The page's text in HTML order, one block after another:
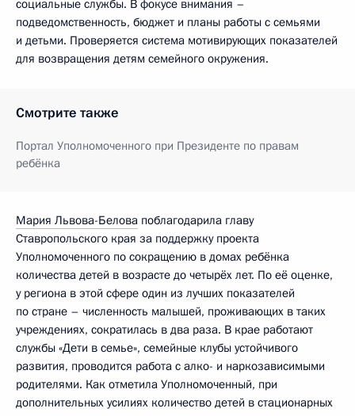
социальные службы. В фокусе внимания –
подведомственность, бюджет и планы работы с семьями
и детьми. Проверяется система мотивирующих показателей
для возвращения детям семейного окружения.
Смотрите также
Портал Уполномоченного при Президенте по правам
ребёнка
Мария Львова-Белова поблагодарила главу
Ставропольского края за поддержку проекта
Уполномоченного по сокращению в домах ребёнка
количества детей в возрасте до четырёх лет. По её оценке,
у региона в этой сфере один из лучших показателей
по стране – численность малышей, проживающих в таких
учреждениях, сократилась в два раза. В крае работают
службы «Дети в семье», семейные клубы устойчивого
развития, проводится работа с алко- и наркозависимыми
родителями. Как отметила Уполномоченный, при
дополнительных усилиях количество детей в стационарных